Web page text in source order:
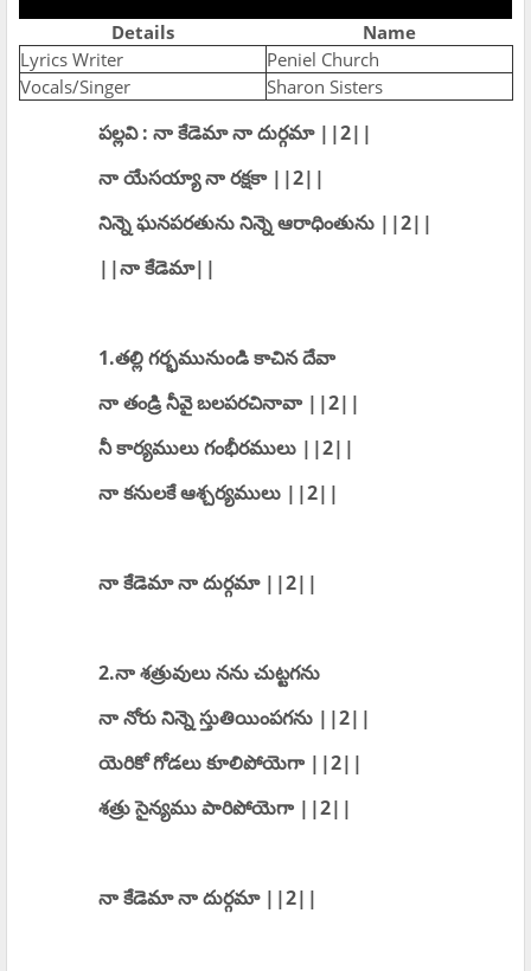
Details
Name
Lyrics Writer
Peniel Church
Vocals/Singer
Sharon Sisters
పల్లవి : నా కేడెమా నా దుర్గమా ||2||
నా యేసయ్యా నా రక్షకా ||2||
నిన్నె ఘనపరతును నిన్నె ఆరాధింతును ||2||
||నా కేడెమా||
1.తల్లి గర్భమునుండి కాచిన దేవా
నా తండ్రి నీవై బలపరచినావా ||2||
నీ కార్యములు గంభీరములు ||2||
నా కనులకే ఆశ్చర్యములు ||2||
నా కేడెమా నా దుర్గమా ||2||
2.నా శత్రువులు నను చుట్టగను
నా నోరు నిన్నె స్తుతియింపగను ||2||
యెరికో గోడలు కూలిపోయెగా ||2||
శత్రు సైన్యము పారిపోయెగా ||2||
నా కేడెమా నా దుర్గమా ||2||